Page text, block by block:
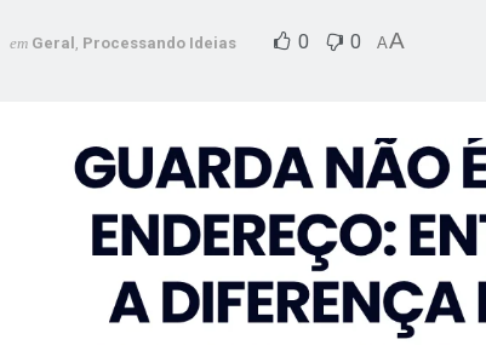
em Geral , Processando Ideias 0 0 AA